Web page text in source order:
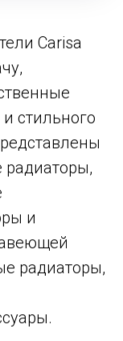
Carisa
стильного
и
радиаторы,